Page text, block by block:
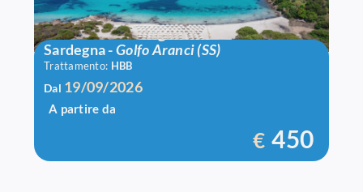
Voi Colonna Village
Sardegna-Golfo Aranci (SS)
Trattamento: HBB
Dal 19/09/2026
A partire da
€ 450